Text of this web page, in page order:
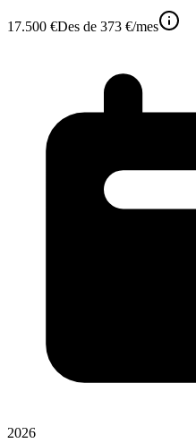
17.500 €Des de 373 €/mes
2026